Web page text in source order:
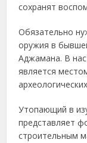
сохранят
Обязательно
оружия в
Аджамана. В
является
Утопающий в
представляет
строительным